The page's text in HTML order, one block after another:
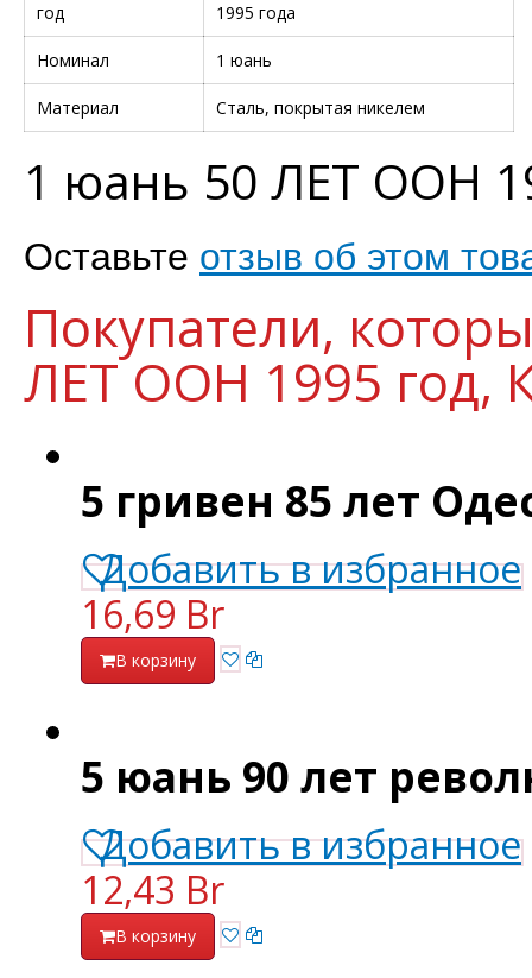
год 1995 года
Номинал 1 юань
Материал Сталь, покрытая никелем
1 юань 50 ЛЕТ ООН
Оставьте отзыв об этом
Покупатели,
ЛЕТ ООН 1995 год,
5 гривен 85 лет
Добавить в избранное
16,69 Br
В корзину
5 юань 90 лет
Добавить в избранное
12,43 Br
В корзину